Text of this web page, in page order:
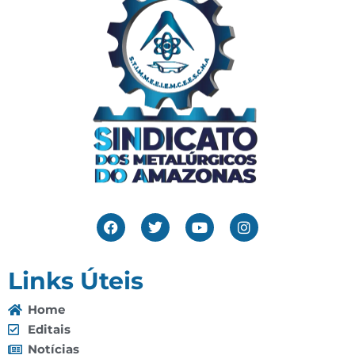
Links Úteis
Home
Editais
Notícias